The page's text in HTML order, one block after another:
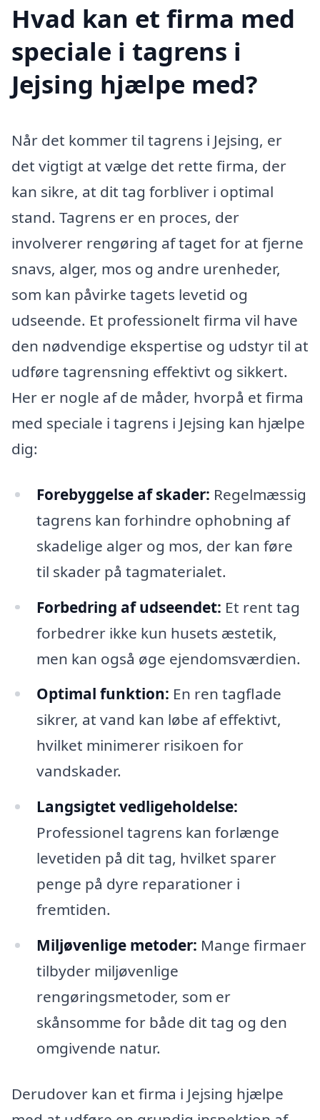
Hvad kan et firma med
speciale i tagrens i
Jejsing hjælpe med?
Når det kommer til tagrens i Jejsing, er
det vigtigt at vælge det rette firma, der
kan sikre, at dit tag forbliver i optimal
stand. Tagrens er en proces, der
involverer rengøring af taget for at fjerne
snavs, alger, mos og andre urenheder,
som kan påvirke tagets levetid og
udseende. Et professionelt firma vil have
den nødvendige ekspertise og udstyr til at
udføre tagrensning effektivt og sikkert.
Her er nogle af de måder, hvorpå et firma
med speciale i tagrens i Jejsing kan hjælpe
dig:
Forebyggelse af skader: Regelmæssig
tagrens kan forhindre ophobning af
skadelige alger og mos, der kan føre
til skader på tagmaterialet.
Forbedring af udseendet: Et rent tag
forbedrer ikke kun husets æstetik,
men kan også øge ejendomsværdien.
Optimal funktion: En ren tagflade
sikrer, at vand kan løbe af effektivt,
hvilket minimerer risikoen for
vandskader.
Langsigtet vedligeholdelse:
Professionel tagrens kan forlænge
levetiden på dit tag, hvilket sparer
penge på dyre reparationer i
fremtiden.
Miljøvenlige metoder: Mange firmaer
tilbyder miljøvenlige
rengøringsmetoder, som er
skånsomme for både dit tag og den
omgivende natur.
Derudover kan et firma i Jejsing hjælpe